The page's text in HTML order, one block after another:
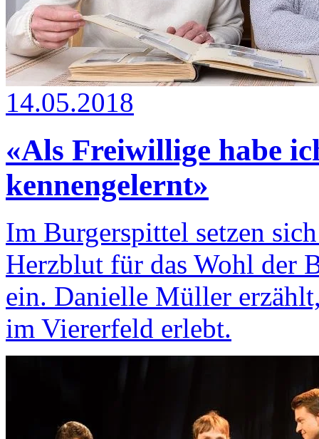
14.05.2018
«Als Freiwillige habe
kennengelernt»
Im Burgerspittel setzen
Herzblut für das Wohl der
ein. Danielle Müller
im Viererfeld erlebt.